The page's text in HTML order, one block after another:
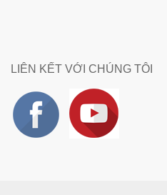
LIÊN KẾT VỚI CHÚNG TÔI